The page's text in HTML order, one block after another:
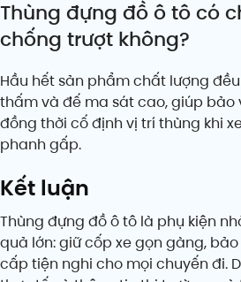
Thùng đựng đồ ô tô có
chống trượt không?
Hầu hết sản phẩm chất lượng
thấm và đế ma sát cao, giúp bảo
đồng thời cố định vị trí thùng khi
phanh gấp.
Kết luận
Thùng đựng đồ ô tô là phụ kiện
quả lớn: giữ cốp xe gọn gàng,
cấp tiện nghi cho mọi chuyến đi.